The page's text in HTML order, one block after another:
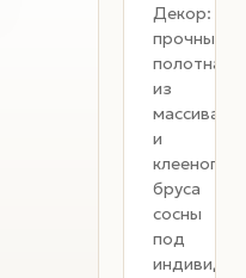
Декор:
прочные
полотна
из
массива
и
клееного
бруса
сосны
под